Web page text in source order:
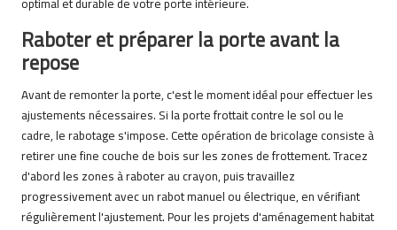
Raboter et préparer la porte avant la
repose
Avant de remonter la porte, c'est le moment idéal pour effectuer les
ajustements nécessaires. Si la porte frottait contre le sol ou le
cadre, le rabotage s'impose. Cette opération de bricolage consiste à
retirer une fine couche de bois sur les zones de frottement. Tracez
d'abord les zones à raboter au crayon, puis travaillez
progressivement avec un rabot manuel ou électrique, en vérifiant
régulièrement l'ajustement. Pour les projets d'aménagement habitat